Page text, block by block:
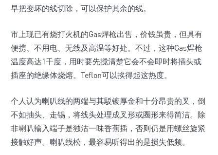
早把变坏的线切除，可以保护其余的线。
市上现已有烧打火机的Gas焊枪出售，价钱虽贵，但具有
便携、不用电、无线及高温等好处。不过，这种Gas焊枪
温度高达1千度，用时要先搅清楚它会不会即时将插头或
插座的绝缘体烧熔。Teflon可以挨得起这热度。
个人认为喇叭线的两端与其駁镀厚金和十分昂贵的叉，倒
不如抽头、走锡，将线头处理成叉形或圈形来得简洁。除
非喇叭输入端子是独沽一味香蕉插，否则仍是用螺丝旋紧
接触好声。喇叭线松，最容易听得出的是损失低频。